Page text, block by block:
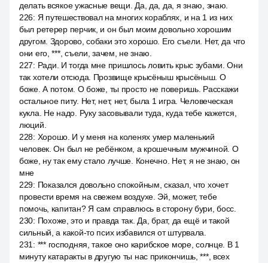
делать всякое ужасные вещи. Да, да, да, я знаю, знаю.
226: Я путешествовал на многих кораблях, и на 1 из них
был ретерер перчик, и он был моим довольно хорошим
другом. Здорово, собаки это хорошо. Его съели. Нет, да что
они его, ***, съели, зачем, не знаю.
227: Ради. И тогда мне пришлось ловить крыс зубами. Они
так хотели отсюда. Прозвище крысёныш крысёныш. О
боже. А потом. О боже, ты просто не поверишь. Расскажи
остальное питу. Нет, нет, нет, была 1 игра. Человеческая
кукла. Не надо. Руку засовывали туда, куда тебе кажется,
люций.
228: Хорошо. И у меня на коленях умер маленький
человек. Он был не ребёнком, а крошечным мужчиной. О
боже, ну так ему стало лучше. Конечно. Нет, я не знаю, он
мне
229: Показался довольно спокойным, сказал, что хочет
провести время на свежем воздухе. Эй, может, тебе
помочь, капитан? Я сам справлюсь в сторону бури, босс.
230: Похоже, это и правда так. Да, брат, да ещё и такой
сильный, а какой-то псих избавился от штурвала.
231 : *** господняя, такое оно карибское море, солнце. В 1
минуту катаракты в другую ты нас прикончишь, ***, всех